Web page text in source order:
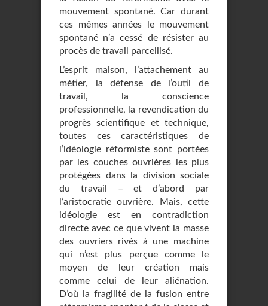
mouvement spontané. Car durant
ces mêmes années le mouvement
spontané n’a cessé de résister au
procès de travail parcellisé.
L’esprit maison, l’attachement au
métier, la défense de l’outil de
travail, la conscience
professionnelle, la revendication du
progrès scientifique et technique,
toutes ces caractéristiques de
l’idéologie réformiste sont portées
par les couches ouvrières les plus
protégées dans la division sociale
du travail – et d’abord par
l’aristocratie ouvrière. Mais, cette
idéologie est en contradiction
directe avec ce que vivent la masse
des ouvriers rivés à une machine
qui n’est plus perçue comme le
moyen de leur création mais
comme celui de leur aliénation.
D’où la fragilité de la fusion entre